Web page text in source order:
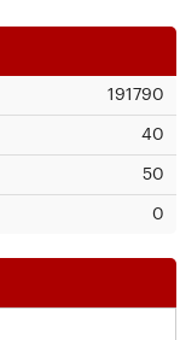
191790
40
50
0